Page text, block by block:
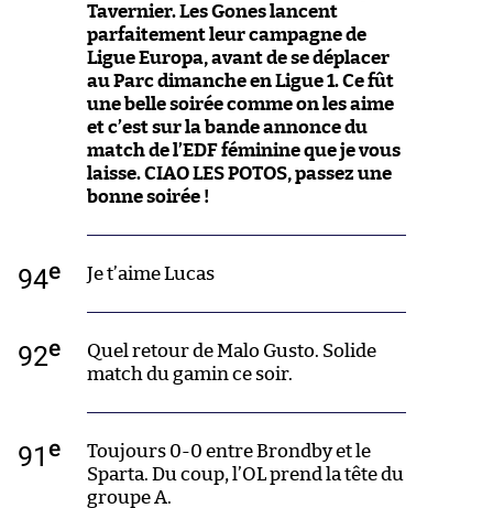
Tavernier. Les Gones lancent
parfaitement leur campagne de
Ligue Europa, avant de se déplacer
au Parc dimanche en Ligue 1. Ce fût
une belle soirée comme on les aime
et c’est sur la bande annonce du
match de l’EDF féminine que je vous
laisse. CIAO LES POTOS, passez une
bonne soirée !
94e Je t’aime Lucas
92e
Quel retour de Malo Gusto. Solide
match du gamin ce soir.
91 e
Toujours 0-0 entre Brondby et le
Sparta. Du coup, l’OL prend la tête du
groupe A.